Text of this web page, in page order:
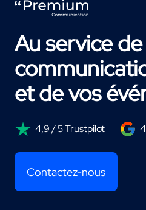
Au service
et de vos
4,9 / 5 Trustpilot
Contactez-nous